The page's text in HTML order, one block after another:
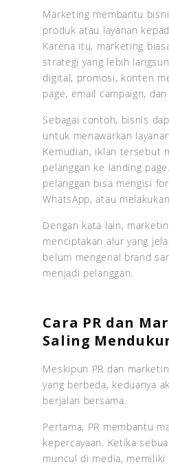
Marketing membantu
produk atau layanan
Karena itu, marketing
strategi yang lebih
digital, promosi, konten
page, email campaign,
Sebagai contoh, bisnis
untuk menawarkan
Kemudian, iklan tersebut
pelanggan ke landing
pelanggan bisa mengisi
WhatsApp, atau
Dengan kata lain,
menciptakan alur yang
belum mengenal brand
menjadi pelanggan.
Cara PR dan
Saling
Meskipun PR dan
yang berbeda, keduanya
berjalan bersama.
Pertama, PR membantu
kepercayaan. Ketika
muncul di media,